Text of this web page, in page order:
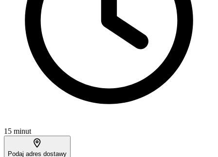
15 minut
Podaj adres dostawy